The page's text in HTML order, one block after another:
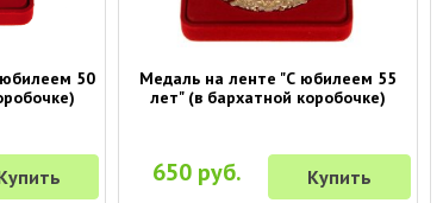
50
Медаль на ленте "С юбилеем 55
лет" (в бархатной коробочке)
650 руб. Купить